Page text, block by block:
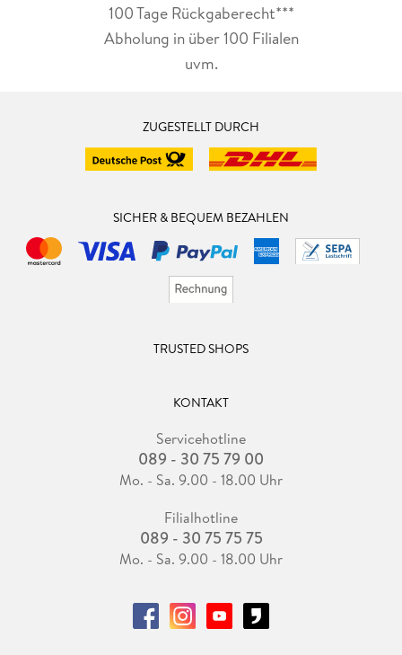
100 Tage Rückgaberecht***
Abholung in über 100 Filialen
uvm.
ZUGESTELLT DURCH
SICHER & BEQUEM BEZAHLEN
TRUSTED SHOPS
KONTAKT
Servicehotline
089 - 30 75 79 00
Mo. - Sa. 9.00 - 18.00 Uhr
Filialhotline
089 - 30 75 75 75
Mo. - Sa. 9.00 - 18.00 Uhr